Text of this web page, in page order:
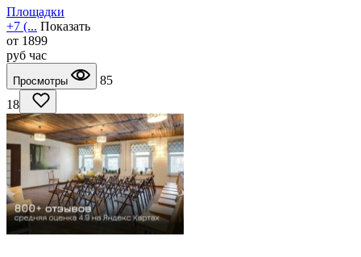
Площадки
+7 (... Показать
от 1899
руб час
Просмотры
85
18